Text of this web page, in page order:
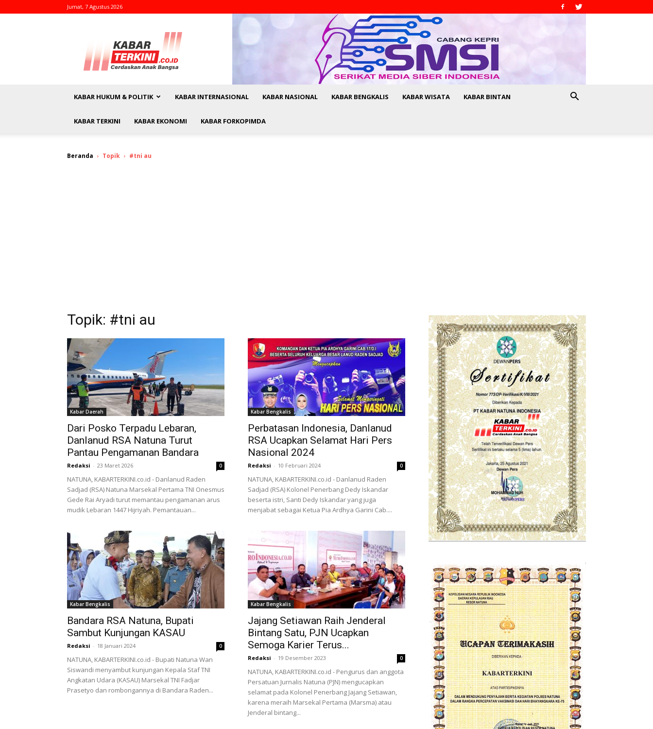
Jumat, 7 Agustus 2026
kabarterkini.co.id
KABAR HUKUM & POLITIK KABAR INTERNASIONAL KABAR NASIONAL KABAR BENGKALIS KABAR WISATA KABAR BINTAN
KABAR TERKINI KABAR EKONOMI KABAR FORKOPIMDA
Beranda Topik #tni au
Topik: #tni au
Kabar Daerah
Dari Posko Terpadu Lebaran,
Danlanud RSA Natuna Turut
Pantau Pengamanan Bandara
Redaksi - 23 Maret 2026 0
NATUNA, KABARTERKINI.co.id - Danlanud Raden
Sadjad (RSA) Natuna Marsekal Pertama TNI Onesmus
Gede Rai Aryadi turut memantau pengamanan arus
mudik Lebaran 1447 Hijriyah. Pemantauan...
Kabar Bengkalis
Perbatasan Indonesia, Danlanud
RSA Ucapkan Selamat Hari Pers
Nasional 2024
Redaksi - 10 Februari 2024 0
NATUNA, KABARTERKINI.co.id - Danlanud Raden
Sadjad (RSA) Kolonel Penerbang Dedy Iskandar
beserta istri, Santi Dedy Iskandar yang juga
menjabat sebagai Ketua Pia Ardhya Garini Cab....
Kabar Bengkalis
Bandara RSA Natuna, Bupati
Sambut Kunjungan KASAU
Redaksi - 18 Januari 2024 0
NATUNA, KABARTERKINI.co.id - Bupati Natuna Wan
Siswandi menyambut kunjungan Kepala Staf TNI
Angkatan Udara (KASAU) Marsekal TNI Fadjar
Prasetyo dan rombongannya di Bandara Raden...
Kabar Bengkalis
Jajang Setiawan Raih Jenderal
Bintang Satu, PJN Ucapkan
Semoga Karier Terus...
Redaksi - 19 Desember 2023 0
NATUNA, KABARTERKINI.co.id - Pengurus dan anggota
Persatuan Jurnalis Natuna (PJN) mengucapkan
selamat pada Kolonel Penerbang Jajang Setiawan,
karena meraih Marsekal Pertama (Marsma) atau
Jenderal bintang...